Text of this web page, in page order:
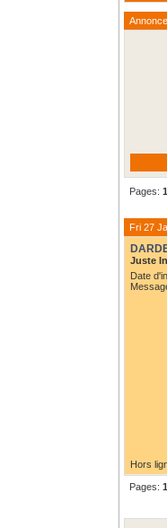
Annonce
Pages: 1
Fri 27
Juste
Date
Hors
Pages: 1